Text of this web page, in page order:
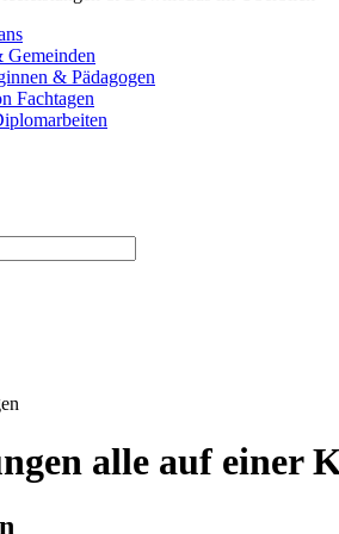
Gemeinden
& Pädagogen
Fachtagen
alle auf einer